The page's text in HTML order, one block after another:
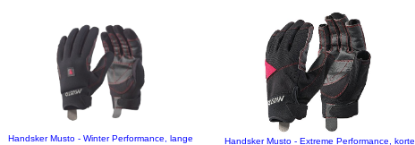
Handsker Musto - Winter Performance, lange
Handsker Musto - Extreme Performance, korte